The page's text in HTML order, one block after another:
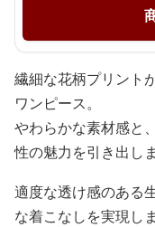
繊細な花柄プリント
ワンピース。
やわらかな素材感と
性の魅力を引き出しま
適度な透け感のある
な着こなしを実現しま